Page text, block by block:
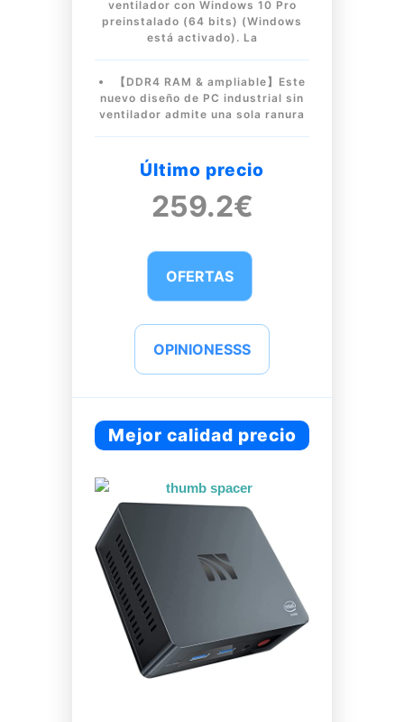
ventilador con Windows 10 Pro
preinstalado (64 bits) (Windows
está activado). La
【DDR4 RAM & ampliable】Este
nuevo diseño de PC industrial sin
ventilador admite una sola ranura
Último precio
259.2€
OFERTAS
OPINIONESSS
Mejor calidad precio